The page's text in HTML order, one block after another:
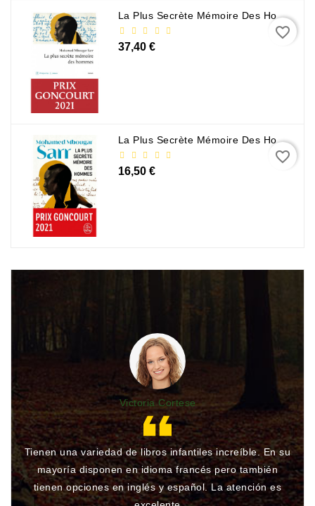
La Plus Secrète Mémoire Des Hommes - Mohamed Mbougar Sarr
37,40 €
favorite_border
La Plus Secrète Mémoire Des Hommes - Mohamed Mbougar Sarr
16,50 €
favorite_border
Victoria Cortese
Tienen una variedad de libros infantiles increíble. En su
mayoría disponen en idioma francés pero también
tienen opciones en inglés y español. La atención es